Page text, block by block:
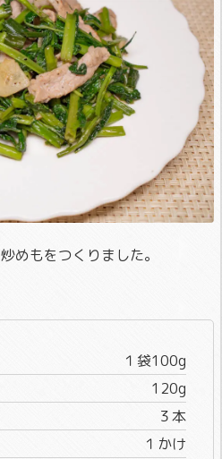

検索
めもをつくりました。
１袋100g
120g
３本
１かけ